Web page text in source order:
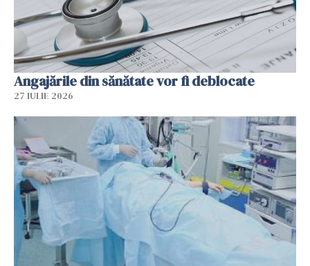
Angajările din sănătate vor fi deblocate
27 IULIE 2026